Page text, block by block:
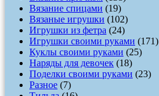
Вязание спицами (19)
Вязаные игрушки (102)
Игрушки из фетра (24)
Игрушки своими руками (171)
Куклы своими руками (25)
Наряды для девочек (18)
Поделки своими руками (23)
Разное (7)